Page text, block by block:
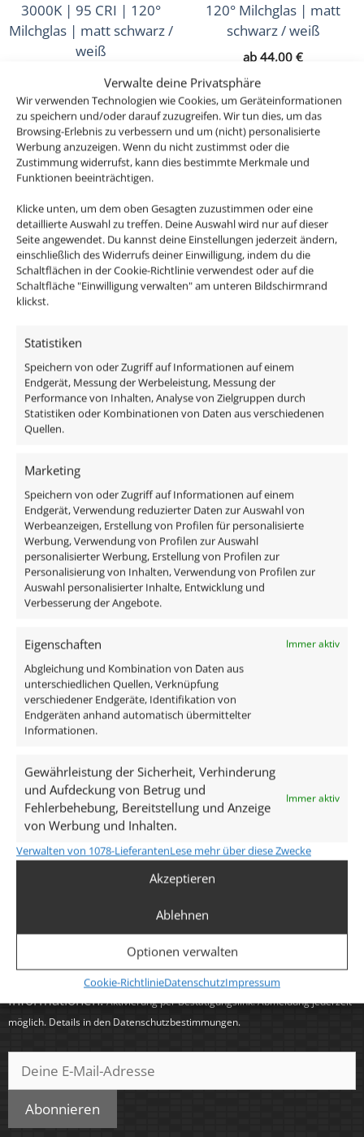
Verwalte deine Privatsphäre
Wir verwenden Technologien wie Cookies, um Geräteinformationen
zu speichern und/oder darauf zuzugreifen. Wir tun dies, um das
Browsing-Erlebnis zu verbessern und um (nicht) personalisierte
Werbung anzuzeigen. Wenn du nicht zustimmst oder die
Zustimmung widerrufst, kann dies bestimmte Merkmale und
Funktionen beeinträchtigen.
Klicke unten, um dem oben Gesagten zuzustimmen oder eine
detaillierte Auswahl zu treffen. Deine Auswahl wird nur auf dieser
Seite angewendet. Du kannst deine Einstellungen jederzeit ändern,
einschließlich des Widerrufs deiner Einwilligung, indem du die
Schaltflächen in der Cookie-Richtlinie verwendest oder auf die
Schaltfläche "Einwilligung verwalten" am unteren Bildschirmrand
klickst.
Statistiken
Speichern von oder Zugriff auf Informationen auf einem
Endgerät, Messung der Werbeleistung, Messung der
Performance von Inhalten, Analyse von Zielgruppen durch
Statistiken oder Kombinationen von Daten aus verschiedenen
Quellen.
Marketing
Speichern von oder Zugriff auf Informationen auf einem
Endgerät, Verwendung reduzierter Daten zur Auswahl von
Werbeanzeigen, Erstellung von Profilen für personalisierte
Werbung, Verwendung von Profilen zur Auswahl
personalisierter Werbung, Erstellung von Profilen zur
Personalisierung von Inhalten, Verwendung von Profilen zur
Auswahl personalisierter Inhalte, Entwicklung und
Verbesserung der Angebote.
Eigenschaften Immer aktiv
Abgleichung und Kombination von Daten aus
unterschiedlichen Quellen, Verknüpfung
verschiedener Endgeräte, Identifikation von
Endgeräten anhand automatisch übermittelter
Informationen.
Gewährleistung der Sicherheit, Verhinderung
und Aufdeckung von Betrug und
Fehlerbehebung, Bereitstellung und Anzeige
von Werbung und Inhalten.
Immer aktiv
Verwalten von 1078-LieferantenLese mehr über diese Zwecke
Akzeptieren
Ablehnen
Optionen verwalten
Cookie-RichtlinieDatenschutzImpressum
3000K | 95 CRI | 120°
Milchglas | matt schwarz /
weiß
46,00€
inkl. MwSt. zzgl.Versandkosten
Lieferzeit:1-3 Tage
120° Milchglas | matt
schwarz / weiß
ab 44,00 €
inkl. MwSt.
Lieferzeit:1-3 Tage
SIGNATURE 230V | IP44 |
7W | dimm2warm 1800-
3000K | 95 CRI | 60°
Reflektor | matt schwarz /
inkl. MwSt. zzgl.
Lieferzeit: 1-3 Tage
kostenloser Versand (DE)
kostenloser Rückversand (14 Tage)
Versand am selben Tag bis 12 Uhr (Mo-Fr)
Support via Telefon & E-Mail
Abonniere unseren Newsletter für exklusive
Angebote, Neuheiten sowie Produkt- und Service-
Informationen.Aktivierung per Bestätigungslink. Abmeldung jederzeit
möglich. Details in den Datenschutzbestimmungen.
Abonnieren